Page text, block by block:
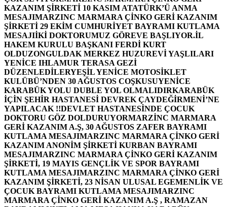
KAZANIM ŞİRKETİ 10 KASIM ATATÜRK’Ü ANMA
MESAJIMARZINC MARMARA ÇİNKO GERİ KAZANIM
ŞİRKETİ 29 EKİM CUMHURİYET BAYRAMI KUTLAMA
MESAJIİKİ DOKTORUMUZ GÖREVE BAŞLIYOR.İL
HAKEM KURULU BAŞKANI FERDİ KURT
OLDUZONGULDAK MERKEZ HUZUREVİ YAŞLILARI
YENİCE IHLAMUR TERASA GEZİ
DÜZENLEDİLERYEŞİL YENİCE MOTOSİKLET
KULÜBÜ’NDEN 30 AĞUSTOS COŞKUSUYENİCE
KARABÜK YOLU DUBLE YOL OLMALIDIRKARABÜK
İÇİN ŞEHİR HASTANESİ DEVREK ÇAYDEĞİRMENİ’NE
YAPILACAK !!DEVLET HASTANESİNDE ÇOCUK
DOKTORU GÖZ DOLDURUYORMARZİNC MARMARA
GERİ KAZANIM A.Ş, 30 AĞUSTOS ZAFER BAYRAMI
KUTLAMA MESAJIMARZINC MARMARA ÇİNKO GERİ
KAZANIM ANONİM ŞİRKETİ KURBAN BAYRAMI
MESAJIMARZINC MARMARA ÇİNKO GERİ KAZANIM
ŞİRKETİ, 19 MAYIS GENÇLİK VE SPOR BAYRAMI
KUTLAMA MESAJIMARZINC MARMARA ÇİNKO GERİ
KAZANIM ŞİRKETİ, 23 NİSAN ULUSAL EGEMENLİK VE
ÇOCUK BAYRAMI KUTLAMA MESAJIMARZINC
MARMARA ÇİNKO GERİ KAZANIM A.Ş , RAMAZAN